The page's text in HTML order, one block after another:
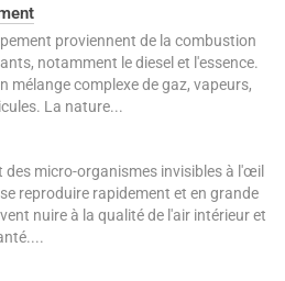
proviennent de la combustion
notamment le diesel et l'essence.
mélange complexe de gaz, vapeurs,
La nature...
des micro-organismes invisibles à l'œil
reproduire rapidement et en grande
nuire à la qualité de l'air intérieur et